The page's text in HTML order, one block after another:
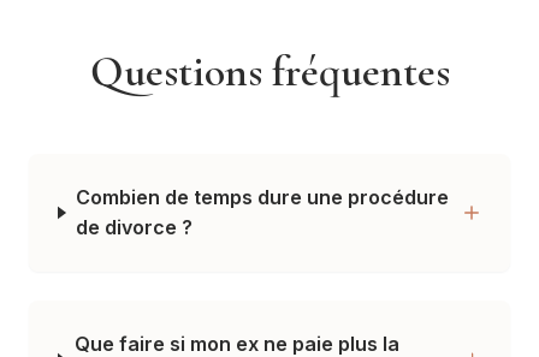
Questions fréquentes
Combien de temps dure une procédure
de divorce ?
Que faire si mon ex ne paie plus la